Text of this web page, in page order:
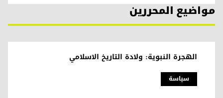
مواضيع المحررين
سیاسة
الهجرة النبوية: ولادة التاريخ الاسلامي